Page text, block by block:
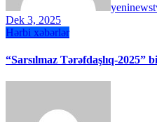
Dek 3, 2025
Hərbi xəbərlər
“Sarsılmaz Tərəfdaşlıq-